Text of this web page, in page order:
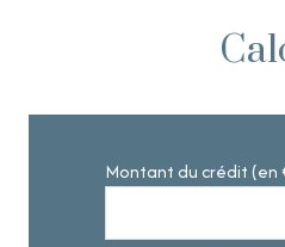
Montant du crédit (en